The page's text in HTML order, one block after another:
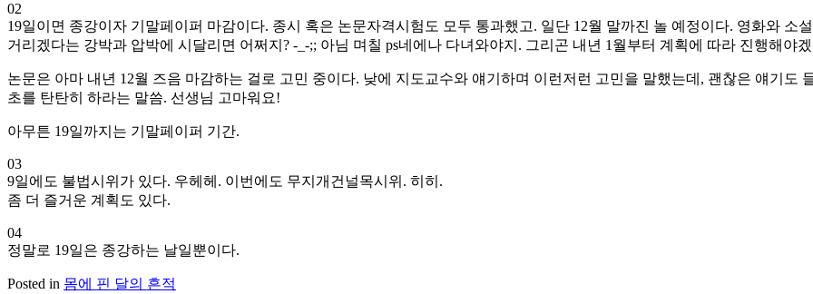
02
19일이면 종강이자 기말페이퍼 마감이다. 종시 혹은 논문자격시험도 모두 통과했고. 일단 12월 말까진 놀 예정이다. 영화와 소
거리겠다는 강박과 압박에 시달리면 어쩌지? -_-;; 아님 며칠 ps네에나 다녀와야지. 그리곤 내년 1월부터 계획에 따라 진행해야
논문은 아마 내년 12월 즈음 마감하는 걸로 고민 중이다. 낮에 지도교수와 얘기하며 이런저런 고민을 말했는데, 괜찮은 얘기도
초를 탄탄히 하라는 말씀. 선생님 고마워요!
아무튼 19일까지는 기말페이퍼 기간.
03
9일에도 불법시위가 있다. 우헤헤. 이번에도 무지개건널목시위. 히히.
좀 더 즐거운 계획도 있다.
04
정말로 19일은 종강하는 날일뿐이다.
Posted in 몸에 핀 달의 흔적